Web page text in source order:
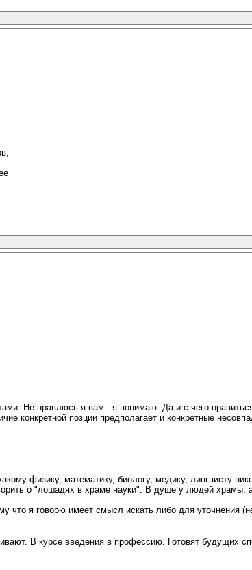
Не нравлюсь я вам - я понимаю. Да и с чего
конкретной позции предполагает и конкретные
физику, математику, биологу, медику, лингвисту
о "лошадях в храме науки". В душе у людей
что я говорю имеет смысл искать либо для уточнения
В курсе введения в профессию. Готовят будущих